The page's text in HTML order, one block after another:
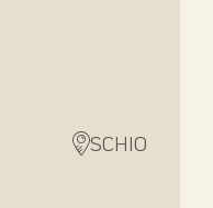
SCHIO